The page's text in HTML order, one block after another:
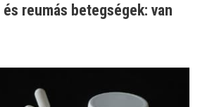
reumás betegségek: van